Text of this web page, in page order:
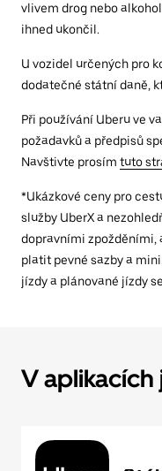
vlivem drog nebo
ihned ukončil.
U vozidel určených pro
dodatečné státní daně,
Při používání Uberu ve
požadavků a předpisů
Navštivte prosím tuto
*Ukázkové ceny pro
služby UberX a
dopravními zpožděními,
platit pevné sazby a
jízdy a plánované jízdy
V